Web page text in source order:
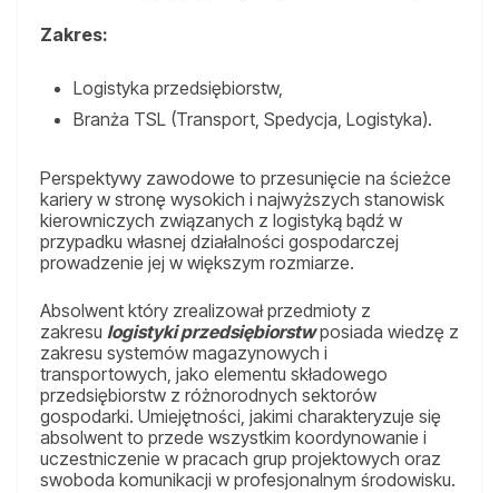
Zakres:
Logistyka przedsiębiorstw,
Branża TSL (Transport, Spedycja, Logistyka).
Perspektywy zawodowe to przesunięcie na ścieżce
kariery w stronę wysokich i najwyższych stanowisk
kierowniczych związanych z logistyką bądź w
przypadku własnej działalności gospodarczej
prowadzenie jej w większym rozmiarze.
Absolwent który zrealizował przedmioty z
zakresu logistyki przedsiębiorstwposiada wiedzę z
zakresu systemów magazynowych i
transportowych, jako elementu składowego
przedsiębiorstw z różnorodnych sektorów
gospodarki. Umiejętności, jakimi charakteryzuje się
absolwent to przede wszystkim koordynowanie i
uczestniczenie w pracach grup projektowych oraz
swoboda komunikacji w profesjonalnym środowisku.